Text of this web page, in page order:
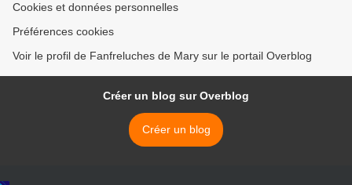
Cookies et données personnelles
Préférences cookies
Voir le profil de Fanfreluches de Mary sur le portail Overblog
Créer un blog sur Overblog
Créer un blog